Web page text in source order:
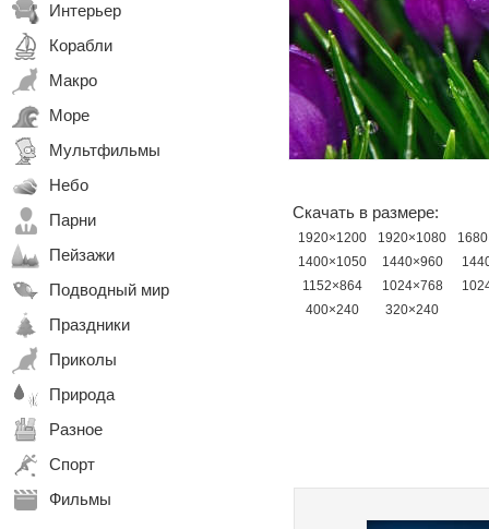
Интерьер
Корабли
Макро
Море
Мультфильмы
Небо
Парни
Пейзажи
Подводный мир
Праздники
Приколы
Природа
Разное
Спорт
Фильмы
Скачать в размере:
1920×1200 1920×1080
1400×1050
1440×960
1152×864
1024×768
400×240
320×240